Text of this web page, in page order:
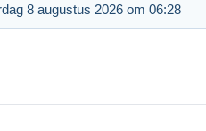
8 augustus 2026 om 06:28